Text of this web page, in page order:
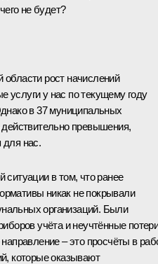
не будет?
рост начислений
услуги у нас по текущему году
в 37 муниципальных
действительно превышения,
для нас.
ситуации в том, что ранее
никак не покрывали
организаций. Были
учёта и неучтённые
– это просчёты в
которые оказывают